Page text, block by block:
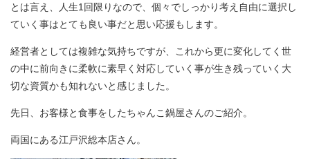
とは言え、人生1回限りなので、個々でしっかり考え自由に選択し
ていく事はとても良い事だと思い応援もします。
経営者としては複雑な気持ちですが、これから更に変化してく世
の中に前向きに柔軟に素早く対応していく事が生き残っていく大
切な資質かも知れないと感じました。
先日、お客様と食事をしたちゃんこ鍋屋さんのご紹介。
両国にある江戸沢総本店さん。